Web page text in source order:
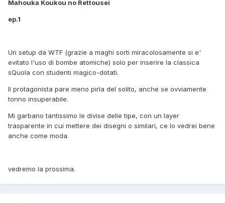
Mahouka Koukou no Rettousei
ep.1
Un setup da WTF (grazie a maghi sorti miracolosamente si e'
evitato l'uso di bombe atomiche) solo per inserire la classica
sQuola con studenti magico-dotati.
Il protagonista pare meno pirla del solito, anche se ovviamente
tonno insuperabile.
Mi garbano tantissimo le divise delle tipe, con un layer
trasparente in cui mettere dei disegni o similari, ce lo vedrei bene
anche come moda.
vedremo la prossima.